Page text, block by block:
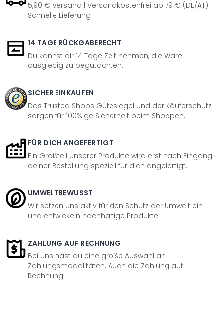
5,90 € Versand | Versandkostenfrei ab 79 € (DE/AT) |
Schnelle Lieferung
14 TAGE RÜCKGABERECHT
Du kannst dir 14 Tage Zeit nehmen, die Ware
ausgiebig zu begutachten.
SICHER EINKAUFEN
Das Trusted Shops Gütesiegel und der Käuferschutz
sorgen für 100%ige Sicherheit beim Shoppen.
FÜR DICH ANGEFERTIGT
Ein Großteil unserer Produkte wird erst nach Eingang
deiner Bestellung speziell für dich angefertigt.
UMWELTBEWUSST
Wir setzen uns aktiv für den Schutz der Umwelt ein
und entwickeln nachhaltige Produkte.
ZAHLUNG AUF RECHNUNG
Bei uns hast du eine große Auswahl an
Zahlungsmodalitäten. Auch die Zahlung auf
Rechnung.